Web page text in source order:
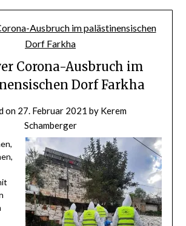
Corona-Ausbruch im
Dorf Farkha
on 27. Februar 2021 by Kerem
Schamberger